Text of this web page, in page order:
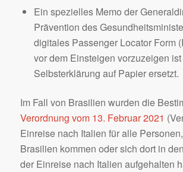
Ein spezielles Memo der
Prävention des
digitales Passenger Locator Form
vor dem Einsteigen vorzuzeigen
Selbsterklärung auf Papier ersetzt.
Im Fall von Brasilien wurden die
Verordnung vom 13. Februar 2021
Einreise nach Italien für alle
Brasilien kommen oder sich dort in
der Einreise nach Italien aufgehalten